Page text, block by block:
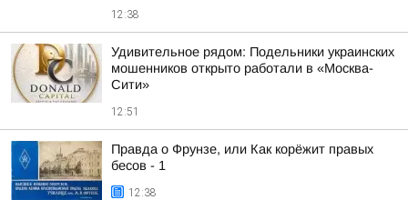
12:38
Удивительное рядом: Подельники украинских
мошенников открыто работали в «Москва-
Сити»
12:51
Правда о Фрунзе, или Как корёжит правых
бесов - 1
12:38